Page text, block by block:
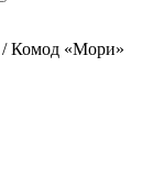
/ Комод «Мори»